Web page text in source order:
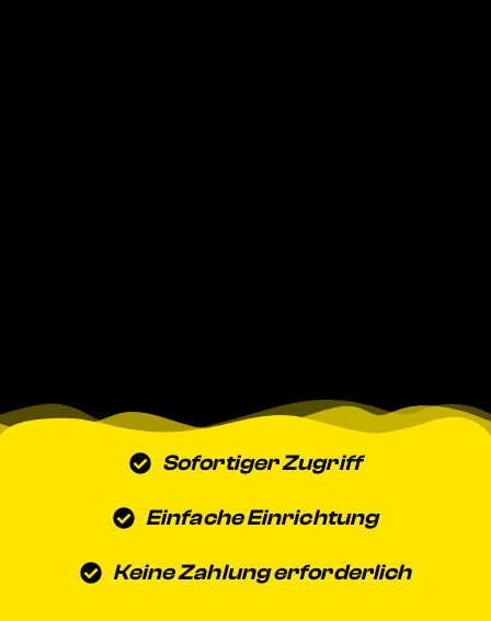
Sofortiger Zugriff
Einfache Einrichtung
Keine Zahlung erforderlich